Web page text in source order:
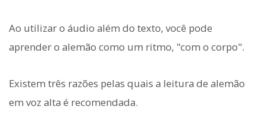
Ao utilizar o áudio além do texto, você pode
aprender o alemão como um ritmo, "com o corpo".
Existem três razões pelas quais a leitura de alemão
em voz alta é recomendada.